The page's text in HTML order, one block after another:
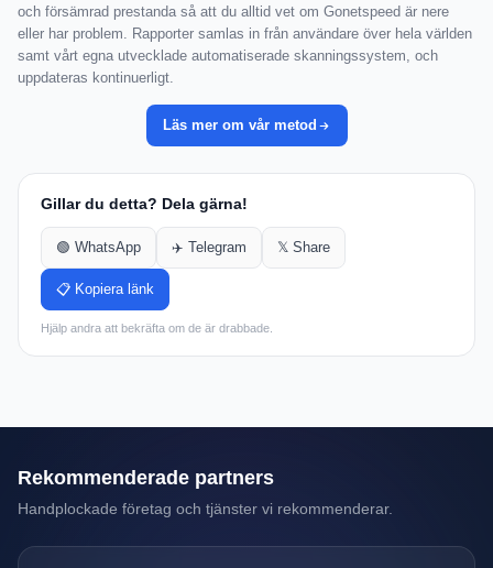
och försämrad prestanda så att du alltid vet om Gonetspeed är nere
eller har problem. Rapporter samlas in från användare över hela världen
samt vårt egna utvecklade automatiserade skanningssystem, och
uppdateras kontinuerligt.
Läs mer om vår metod
Gillar du detta? Dela gärna!
🟢 WhatsApp ✈️ Telegram 𝕏 Share
📋 Kopiera länk
Hjälp andra att bekräfta om de är drabbade.
Rekommenderade partners
Handplockade företag och tjänster vi rekommenderar.